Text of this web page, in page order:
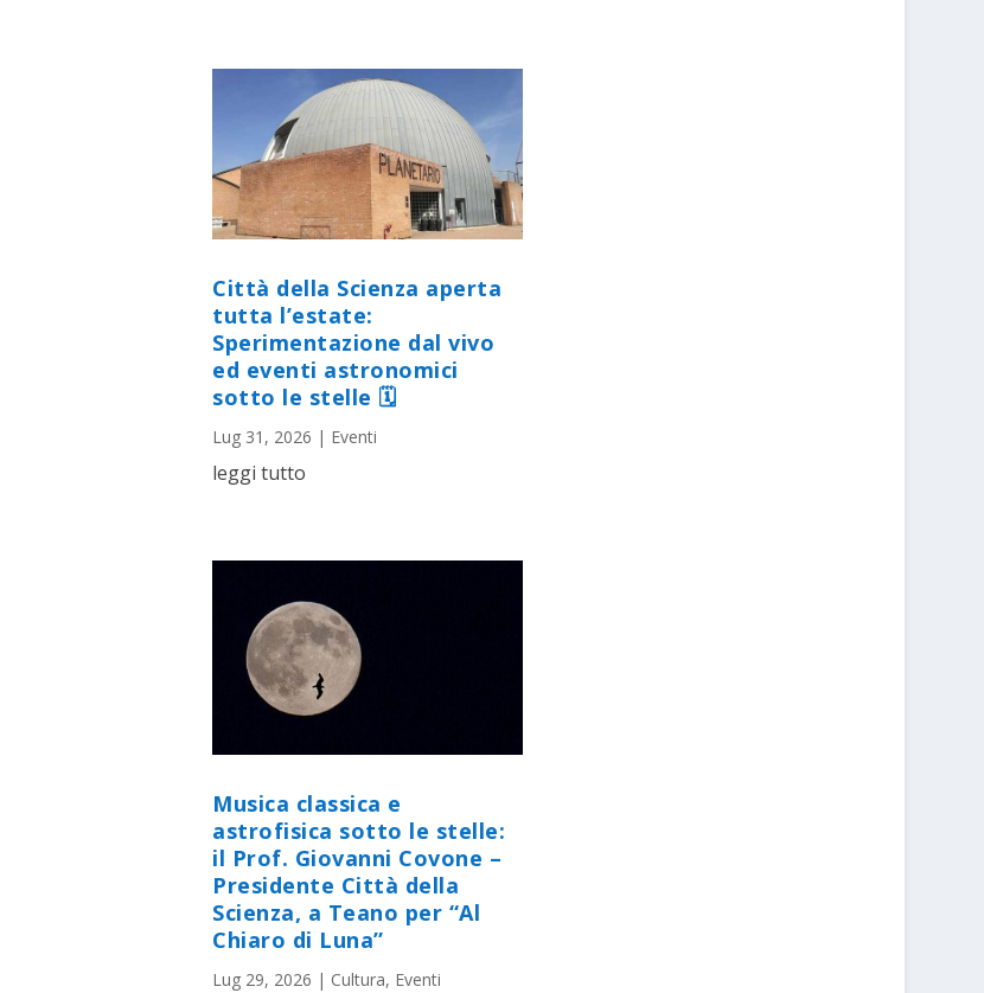
Città della Scienza aperta
tutta l’estate:
Sperimentazione dal vivo
ed eventi astronomici
sotto le stelle 🗓
Lug 31, 2026 | Eventi
leggi tutto
Musica classica e
astrofisica sotto le stelle:
il Prof. Giovanni Covone –
Presidente Città della
Scienza, a Teano per “Al
Chiaro di Luna”
Lug 29, 2026 | Cultura, Eventi